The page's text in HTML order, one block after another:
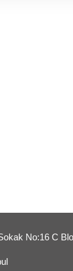
No:16 C